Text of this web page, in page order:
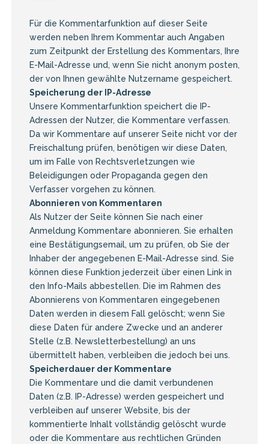
Für die Kommentarfunktion auf dieser Seite
werden neben Ihrem Kommentar auch Angaben
zum Zeitpunkt der Erstellung des Kommentars, Ihre
E-Mail-Adresse und, wenn Sie nicht anonym posten,
der von Ihnen gewählte Nutzername gespeichert.
Speicherung der IP-Adresse
Unsere Kommentarfunktion speichert die IP-
Adressen der Nutzer, die Kommentare verfassen.
Da wir Kommentare auf unserer Seite nicht vor der
Freischaltung prüfen, benötigen wir diese Daten,
um im Falle von Rechtsverletzungen wie
Beleidigungen oder Propaganda gegen den
Verfasser vorgehen zu können.
Abonnieren von Kommentaren
Als Nutzer der Seite können Sie nach einer
Anmeldung Kommentare abonnieren. Sie erhalten
eine Bestätigungsemail, um zu prüfen, ob Sie der
Inhaber der angegebenen E-Mail-Adresse sind. Sie
können diese Funktion jederzeit über einen Link in
den Info-Mails abbestellen. Die im Rahmen des
Abonnierens von Kommentaren eingegebenen
Daten werden in diesem Fall gelöscht; wenn Sie
diese Daten für andere Zwecke und an anderer
Stelle (z.B. Newsletterbestellung) an uns
übermittelt haben, verbleiben die jedoch bei uns.
Speicherdauer der Kommentare
Die Kommentare und die damit verbundenen
Daten (z.B. IP-Adresse) werden gespeichert und
verbleiben auf unserer Website, bis der
kommentierte Inhalt vollständig gelöscht wurde
oder die Kommentare aus rechtlichen Gründen